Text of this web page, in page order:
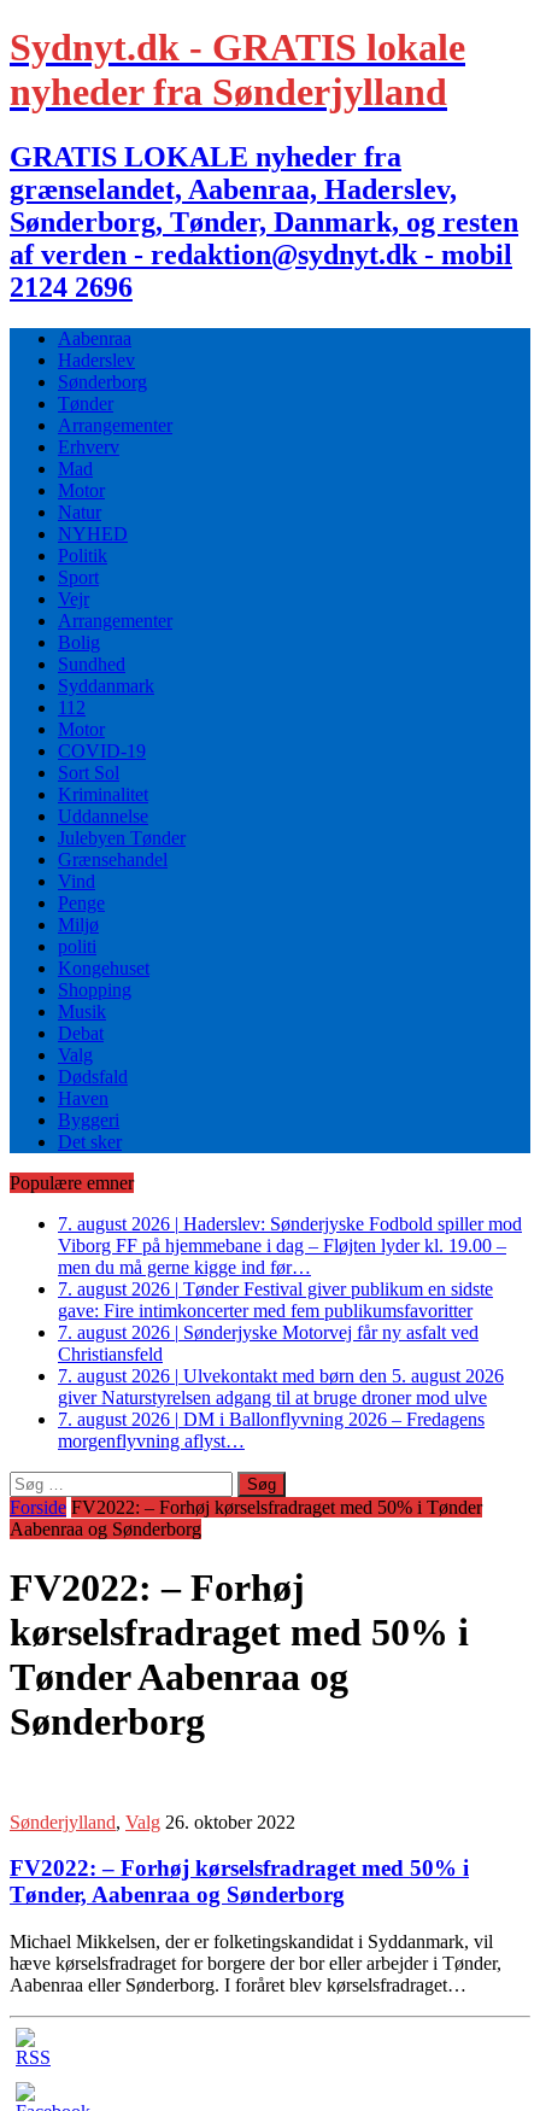
Sydnyt.dk - GRATIS lokale
nyheder fra Sønderjylland
GRATIS LOKALE nyheder fra
grænselandet, Aabenraa, Haderslev,
Sønderborg, Tønder, Danmark, og resten
af verden - redaktion@sydnyt.dk - mobil
2124 2696
Aabenraa
Haderslev
Sønderborg
Tønder
Arrangementer
Erhverv
Mad
Motor
Natur
NYHED
Politik
Sport
Vejr
Arrangementer
Bolig
Sundhed
Syddanmark
112
Motor
COVID-19
Sort Sol
Kriminalitet
Uddannelse
Julebyen Tønder
Grænsehandel
Vind
Penge
Miljø
politi
Kongehuset
Shopping
Musik
Debat
Valg
Dødsfald
Haven
Byggeri
Det sker
Populære emner
7. august 2026 | Haderslev: Sønderjyske Fodbold spiller mod
Viborg FF på hjemmebane i dag – Fløjten lyder kl. 19.00 –
men du må gerne kigge ind før…
7. august 2026 | Tønder Festival giver publikum en sidste
gave: Fire intimkoncerter med fem publikumsfavoritter
7. august 2026 | Sønderjyske Motorvej får ny asfalt ved
Christiansfeld
7. august 2026 | Ulvekontakt med børn den 5. august 2026
giver Naturstyrelsen adgang til at bruge droner mod ulve
7. august 2026 | DM i Ballonflyvning 2026 – Fredagens
morgenflyvning aflyst…
Søg
efter:
Forside FV2022: – Forhøj kørselsfradraget med 50% i Tønder
Aabenraa og Sønderborg
FV2022: – Forhøj
kørselsfradraget med 50% i
Tønder Aabenraa og
Sønderborg
Sønderjylland, Valg 26. oktober 2022
FV2022: – Forhøj kørselsfradraget med 50% i
Tønder, Aabenraa og Sønderborg
Michael Mikkelsen, der er folketingskandidat i Syddanmark, vil
hæve kørselsfradraget for borgere der bor eller arbejder i Tønder,
Aabenraa eller Sønderborg. I foråret blev kørselsfradraget…